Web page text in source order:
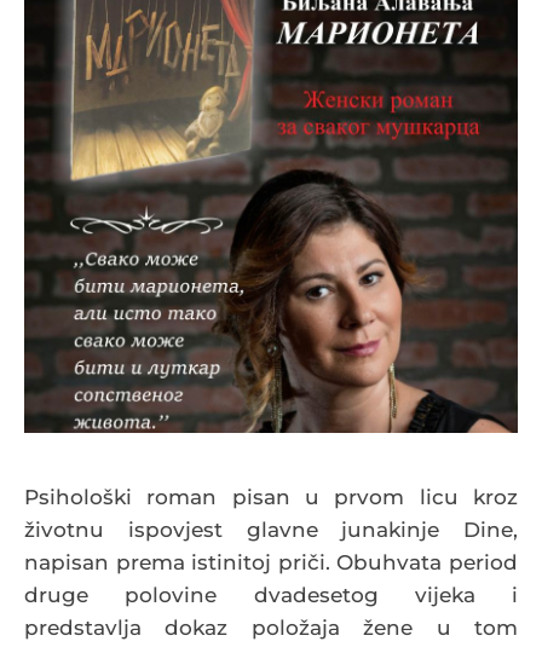
Psihološki roman pisan u prvom licu kroz
životnu ispovjest glavne junakinje Dine,
napisan prema istinitoj priči. Obuhvata period
druge polovine dvadesetog vijeka i
predstavlja dokaz položaja žene u tom